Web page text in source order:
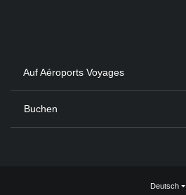
Auf Aéroports Voyages
Buchen
Deutsch